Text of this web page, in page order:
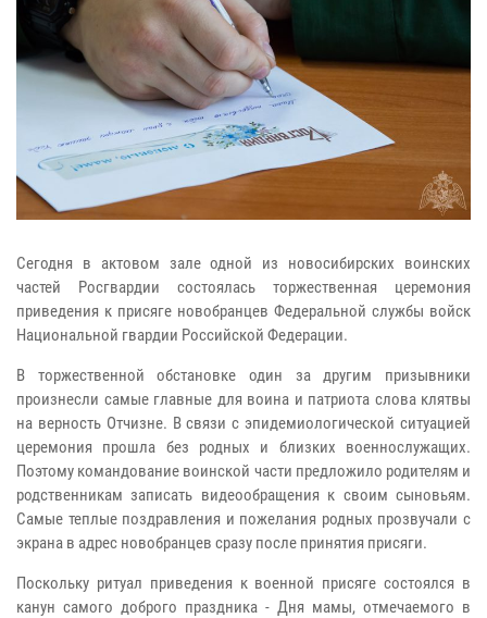
Сегодня в актовом зале одной из новосибирских воинских
частей Росгвардии состоялась торжественная церемония
приведения к присяге новобранцев Федеральной службы войск
Национальной гвардии Российской Федерации.
В торжественной обстановке один за другим призывники
произнесли самые главные для воина и патриота слова клятвы
на верность Отчизне. В связи с эпидемиологической ситуацией
церемония прошла без родных и близких военнослужащих.
Поэтому командование воинской части предложило родителям и
родственникам записать видеообращения к своим сыновьям.
Самые теплые поздравления и пожелания родных прозвучали с
экрана в адрес новобранцев сразу после принятия присяги.
Поскольку ритуал приведения к военной присяге состоялся в
канун самого доброго праздника - Дня мамы, отмечаемого в